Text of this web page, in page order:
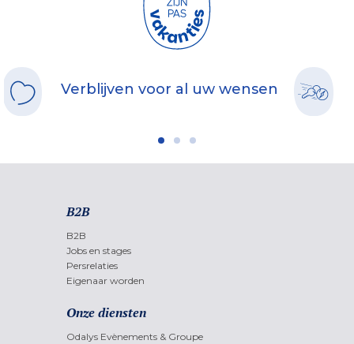
Verblijven voor al uw wensen
B2B
B2B
Jobs en stages
Persrelaties
Eigenaar worden
Onze diensten
Odalys Evènements & Groupe